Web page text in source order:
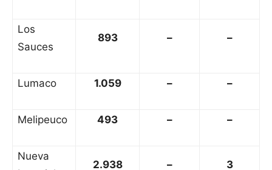
Los
Sauces
893 – –
Lumaco 1.059 – –
Melipeuco 493 – –
Nueva
2.938 – 3